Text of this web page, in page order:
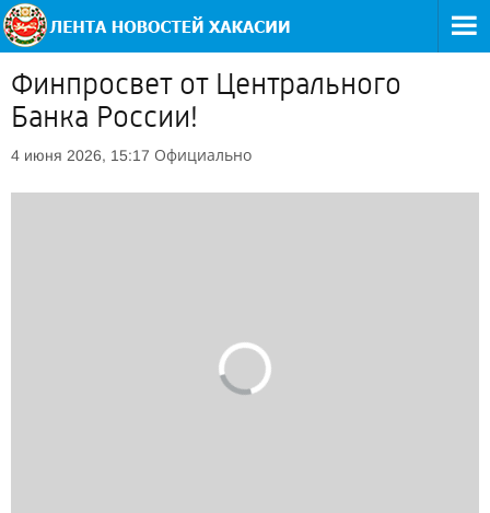
Финпросвет от Центрального
Банка России!
4 июня 2026, 15:17 Официально